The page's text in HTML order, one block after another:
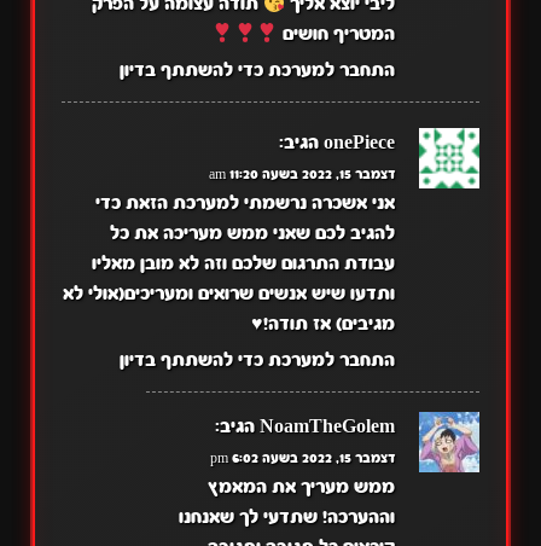
המטריף חושים
התחבר למערכת כדי להשתתף בדיון
onePiece הגיב:
דצמבר 15, 2022 בשעה 11:20 am
אני אשכרה נרשמתי למערכת הזאת כדי
להגיב לכם שאני ממש מעריכה את כל
עבודת התרגום שלכם וזה לא מובן מאליו
ותדעו שיש אנשים שרואים ומעריכים(אולי לא
מגיבים) אז תודה!♥️
התחבר למערכת כדי להשתתף בדיון
NoamTheGolem הגיב:
דצמבר 15, 2022 בשעה 6:02 pm
ממש מעריך את המאמץ
וההערכה! שתדעי לך שאנחנו